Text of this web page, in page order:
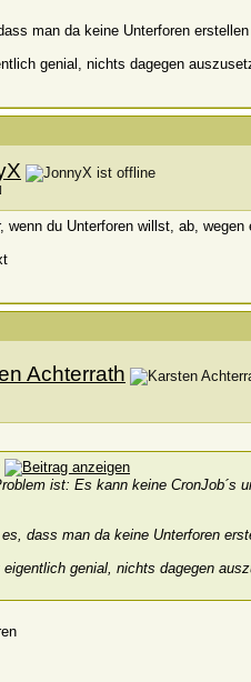
man da keine Unterforen
genial, nichts dagegen
wenn du Unterforen willst, ab,
Achterrath
ist: Es kann keine CronJob´s
dass man da keine Unterforen
genial, nichts dagegen